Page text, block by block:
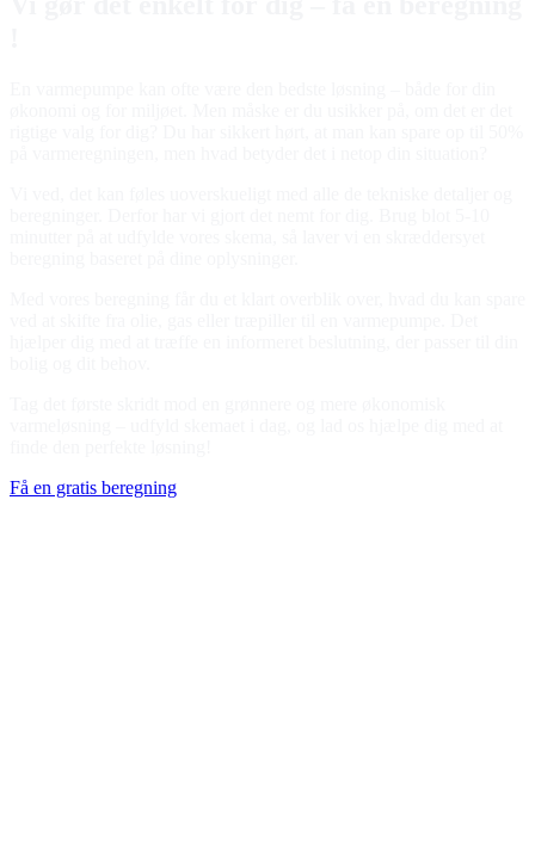
Få en gratis beregning